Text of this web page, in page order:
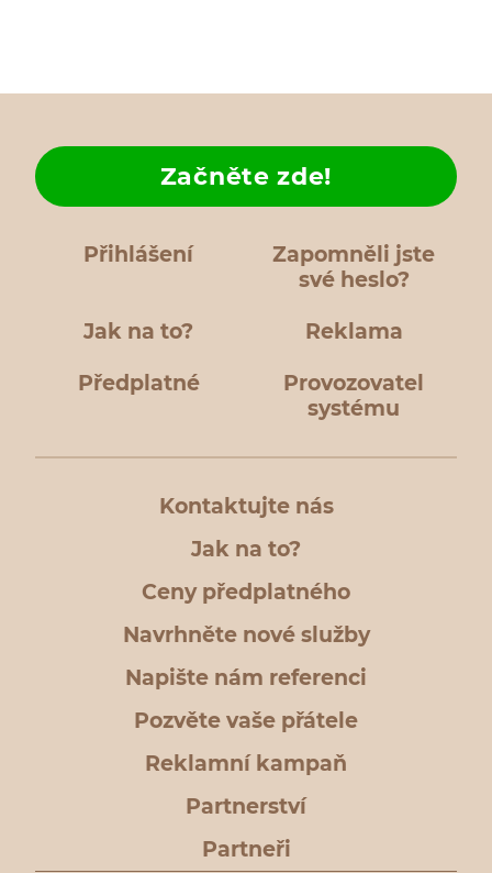
Přihlášení
Zapomněli jste
své heslo?
Jak na to?
Začněte zde!
Reklama
Předplatné
Provozovatel
systému
Kontaktujte nás
Jak na to?
Ceny předplatného
Navrhněte nové služby
Napište nám referenci
Pozvěte vaše přátele
Reklamní kampaň
Partnerství
Partneři